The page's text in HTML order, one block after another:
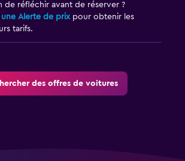
de réfléchir avant de réserver ?
une Alerte de prixpour obtenir les
tarifs.
des offres de voitures